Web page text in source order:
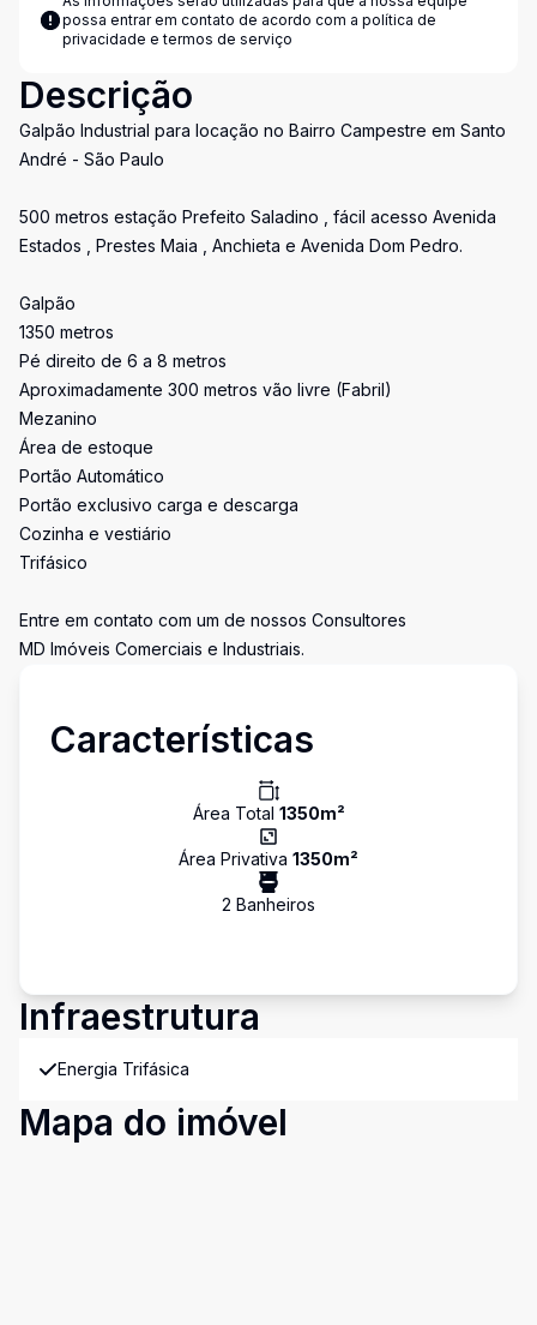
possa entrar em contato de acordo com a política de
privacidade e termos de serviço
Descrição
Galpão Industrial para locação no Bairro Campestre em Santo
André - São Paulo
500 metros estação Prefeito Saladino , fácil acesso Avenida
Estados , Prestes Maia , Anchieta e Avenida Dom Pedro.
Galpão
1350 metros
Pé direito de 6 a 8 metros
Aproximadamente 300 metros vão livre (Fabril)
Mezanino
Área de estoque
Portão Automático
Portão exclusivo carga e descarga
Cozinha e vestiário
Trifásico
Entre em contato com um de nossos Consultores
MD Imóveis Comerciais e Industriais.
Características
Área Total 1350m²
Área Privativa 1350m²
2 Banheiros
Infraestrutura
Energia Trifásica
Mapa do imóvel